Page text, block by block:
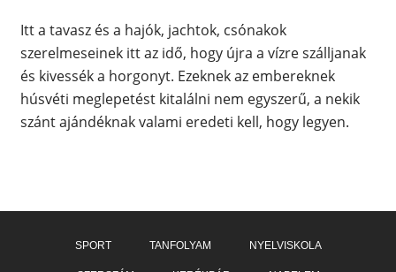
Itt a tavasz és a hajók, jachtok, csónakok
szerelmeseinek itt az idő, hogy újra a vízre szálljanak
és kivessék a horgonyt. Ezeknek az embereknek
húsvéti meglepetést kitalálni nem egyszerű, a nekik
szánt ajándéknak valami eredeti kell, hogy legyen.
SPORT TANFOLYAM NYELVISKOLA